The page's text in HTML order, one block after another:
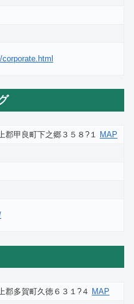
郡甲良町下之郷３５８?１ MAP
郡多賀町久徳６３１?４ MAP